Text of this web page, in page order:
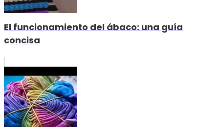
El funcionamiento del ábaco: una guía
concisa